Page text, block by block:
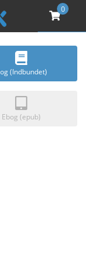
0
(Indbundet)
Ebog (epub)